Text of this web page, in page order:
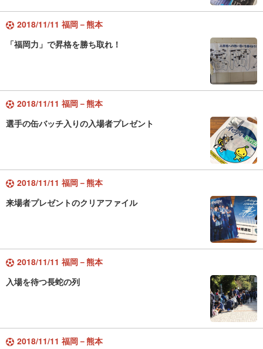
2018/11/11 福岡－熊本
「福岡力」で昇格を勝ち取れ！
2018/11/11 福岡－熊本
選手の缶バッチ入りの入場者プレゼント
2018/11/11 福岡－熊本
来場者プレゼントのクリアファイル
2018/11/11 福岡－熊本
入場を待つ長蛇の列
2018/11/11 福岡－熊本